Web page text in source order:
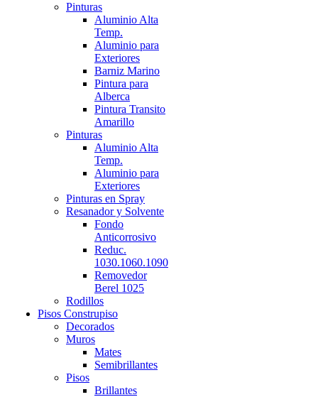
Pinturas
Aluminio Alta
Temp.
Aluminio para
Exteriores
Barniz Marino
Pintura para
Alberca
Pintura Transito
Amarillo
Pinturas
Aluminio Alta
Temp.
Aluminio para
Exteriores
Pinturas en Spray
Resanador y Solvente
Fondo
Anticorrosivo
Reduc.
1030.1060.1090
Removedor
Berel 1025
Rodillos
Pisos Construpiso
Decorados
Muros
Mates
Semibrillantes
Pisos
Brillantes